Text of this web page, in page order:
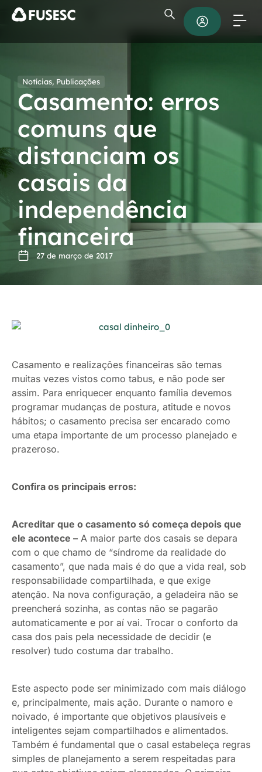
Notícias, Publicações
Casamento: erros
comuns que
distanciam os
casais da
independência
financeira
27 de março de 2017
Casamento e realizações financeiras são temas
muitas vezes vistos como tabus, e não pode ser
assim. Para enriquecer enquanto família devemos
programar mudanças de postura, atitude e novos
hábitos; o casamento precisa ser encarado como
uma etapa importante de um processo planejado e
prazeroso.
Confira os principais erros:
Acreditar que o casamento só começa depois que
ele acontece – A maior parte dos casais se depara
com o que chamo de “síndrome da realidade do
casamento”, que nada mais é do que a vida real, sob
responsabilidade compartilhada, e que exige
atenção. Na nova configuração, a geladeira não se
preencherá sozinha, as contas não se pagarão
automaticamente e por aí vai. Trocar o conforto da
casa dos pais pela necessidade de decidir (e
resolver) tudo costuma dar trabalho.
Este aspecto pode ser minimizado com mais diálogo
e, principalmente, mais ação. Durante o namoro e
noivado, é importante que objetivos plausíveis e
inteligentes sejam compartilhados e alimentados.
Também é fundamental que o casal estabeleça regras
simples de planejamento a serem respeitadas para